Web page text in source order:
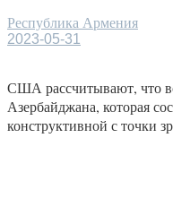
Республика Армения
2023-05-31
США рассчитывают, что
Азербайджана, которая
конструктивной с точки